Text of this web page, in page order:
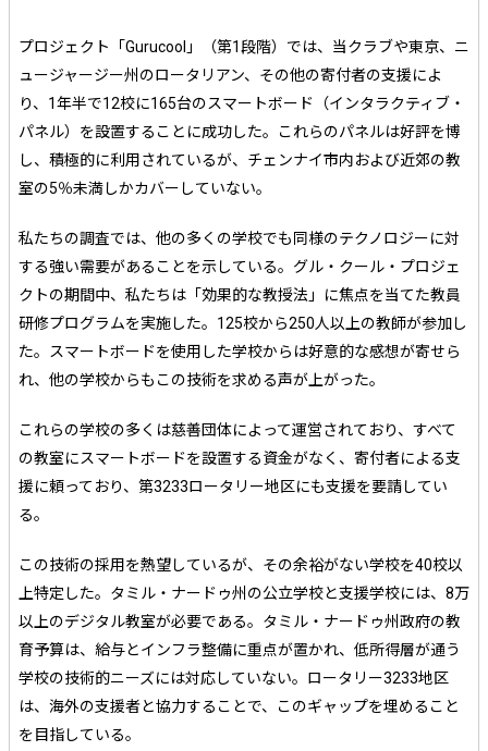
プロジェクト「Gurucool」（第1段階）では、当クラブや東京、ニ
ュージャージー州のロータリアン、その他の寄付者の支援によ
り、1年半で12校に165台のスマートボード（インタラクティブ・
パネル）を設置することに成功した。これらのパネルは好評を博
し、積極的に利用されているが、チェンナイ市内および近郊の教
室の5％未満しかカバーしていない。
私たちの調査では、他の多くの学校でも同様のテクノロジーに対
する強い需要があることを示している。グル・クール・プロジェ
クトの期間中、私たちは「効果的な教授法」に焦点を当てた教員
研修プログラムを実施した。125校から250人以上の教師が参加し
た。スマートボードを使用した学校からは好意的な感想が寄せら
れ、他の学校からもこの技術を求める声が上がった。
これらの学校の多くは慈善団体によって運営されており、すべて
の教室にスマートボードを設置する資金がなく、寄付者による支
援に頼っており、第3233ロータリー地区にも支援を要請してい
る。
この技術の採用を熱望しているが、その余裕がない学校を40校以
上特定した。タミル・ナードゥ州の公立学校と支援学校には、8万
以上のデジタル教室が必要である。タミル・ナードゥ州政府の教
育予算は、給与とインフラ整備に重点が置かれ、低所得層が通う
学校の技術的ニーズには対応していない。ロータリー3233地区
は、海外の支援者と協力することで、このギャップを埋めること
を目指している。